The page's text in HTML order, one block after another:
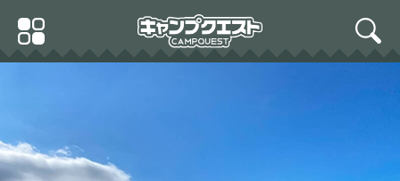
Primary
Menu
search